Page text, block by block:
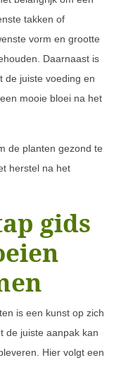
takken of
vorm en grootte
Daarnaast is
de juiste voeding en
mooie bloei na het
de planten gezond te
herstel na het
gids
is een kunst op zich
de juiste aanpak kan
Hier volgt een